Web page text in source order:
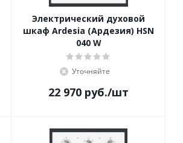
Электрический духовой
шкаф Ardesia (Ардезия) HSN
040 W
Уточняйте
22 970 руб./шт